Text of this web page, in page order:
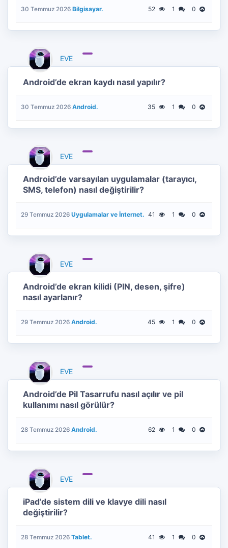
30 Temmuz 2026 Bilgisayar. 52 1 0
EVE
Android’de ekran kaydı nasıl yapılır?
30 Temmuz 2026 Android. 35 1 0
EVE
Android’de varsayılan uygulamalar (tarayıcı,
SMS, telefon) nasıl değiştirilir?
29 Temmuz 2026 Uygulamalar ve İnternet. 41 1 0
EVE
Android’de ekran kilidi (PIN, desen, şifre)
nasıl ayarlanır?
29 Temmuz 2026 Android. 45 1 0
EVE
Android’de Pil Tasarrufu nasıl açılır ve pil
kullanımı nasıl görülür?
28 Temmuz 2026 Android. 62 1 0
EVE
iPad’de sistem dili ve klavye dili nasıl
değiştirilir?
28 Temmuz 2026 Tablet. 41 1 0